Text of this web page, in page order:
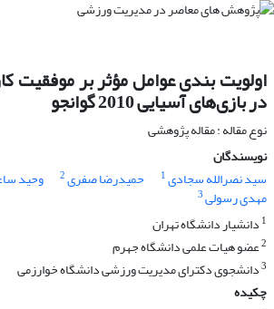
اولویت بندی عوامل مؤثر بر موفقیت
در بازی‌های آسیایی 2010 گوانجو
نوع مقاله : مقاله پژوهشی
نویسندگان
سید نصرالله سجادی1 حمیدرضا صفری2 وحید
مهدی رسولی3
1 دانشیار دانشگاه تهران
2عضو هیات علمی دانشگاه جهرم
3دانشجوی دکترای مدیریت ورزشی دانشگاه خوارزمی
چکیده